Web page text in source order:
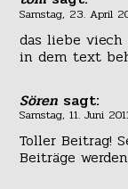
Samstag, 23. April
das liebe
in dem text
Sören sagt:
Samstag, 11. Juni
Toller Beitrag!
Beiträge